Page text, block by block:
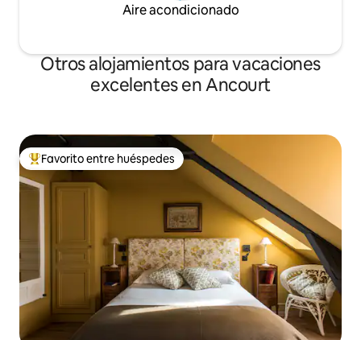
Aire acondicionado
Otros alojamientos para vacaciones
excelentes en Ancourt
Favorito entre huéspedes preferido
Favorito entre huéspedes